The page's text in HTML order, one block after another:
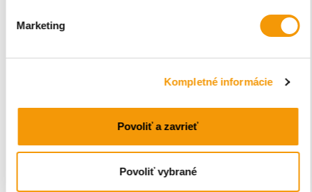
Marketing
Kompletné informácie
Povoliť a zavrieť
Povoliť vybrané